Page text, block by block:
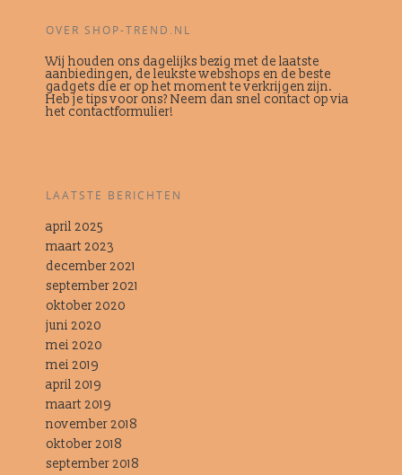
OVER SHOP-TREND.NL
Wij houden ons dagelijks bezig met de laatste
aanbiedingen, de leukste webshops en de beste
gadgets die er op het moment te verkrijgen zijn.
Heb je tips voor ons? Neem dan snel contact op via
het contactformulier!
LAATSTE BERICHTEN
april 2025
maart 2023
december 2021
september 2021
oktober 2020
juni 2020
mei 2020
mei 2019
april 2019
maart 2019
november 2018
oktober 2018
september 2018